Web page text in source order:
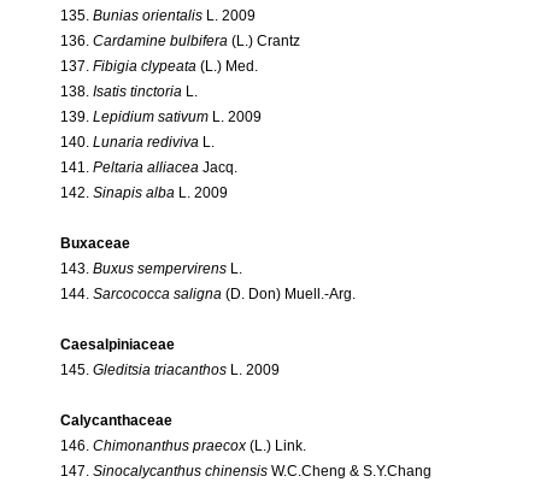
135. Bunias orientalis L. 2009
136. Cardamine bulbifera (L.) Crantz
137. Fibigia clypeata (L.) Med.
138. Isatis tinctoria L.
139. Lepidium sativum L. 2009
140. Lunaria rediviva L.
141. Peltaria alliacea Jacq.
142. Sinapis alba L. 2009
Buxaceae
143. Buxus sempervirens L.
144. Sarcococca saligna (D. Don) Muell.-Arg.
Caesalpiniaceae
145. Gleditsia triacanthos L. 2009
Calycanthaceae
146. Chimonanthus praecox (L.) Link.
147. Sinocalycanthus chinensis W.C.Cheng & S.Y.Chang